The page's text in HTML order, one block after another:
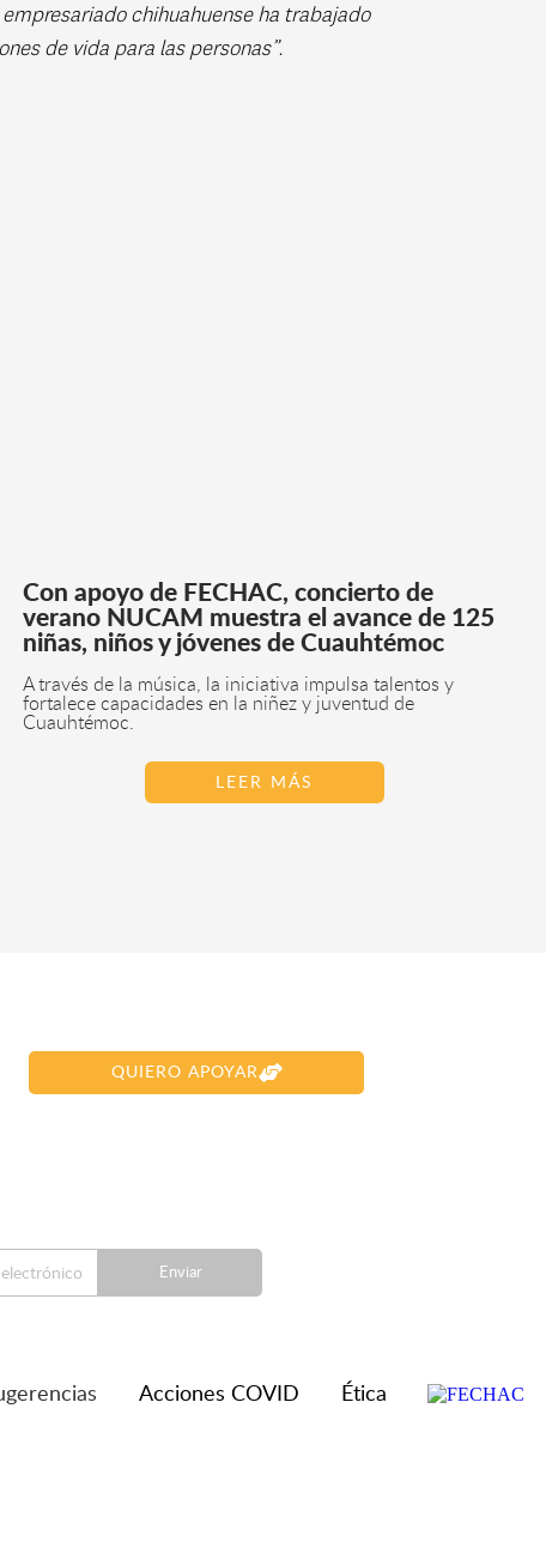
empresariado chihuahuense ha trabajado
de vida para las personas”.
Con apoyo de FECHAC, concierto de
verano NUCAM muestra el avance de 125
niñas, niños y jóvenes de Cuauhtémoc
A través de la música, la iniciativa impulsa talentos y
fortalece capacidades en la niñez y juventud de
Cuauhtémoc.
LEER MÁS
QUIERO APOYAR
Enviar
Acciones COVID Ética